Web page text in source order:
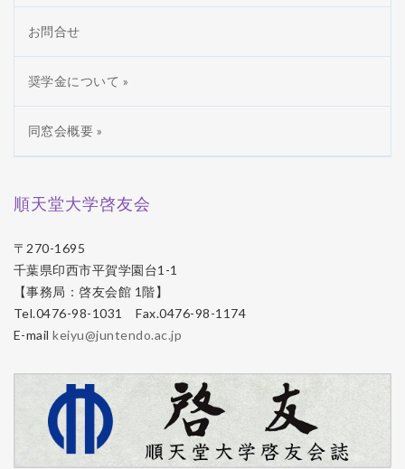
お問合せ
奨学金について »
同窓会概要 »
順天堂大学啓友会
〒270-1695
千葉県印西市平賀学園台1-1
【事務局：啓友会館 1階】
Tel.0476-98-1031 Fax.0476-98-1174
E-mailkeiyu@juntendo.ac.jp